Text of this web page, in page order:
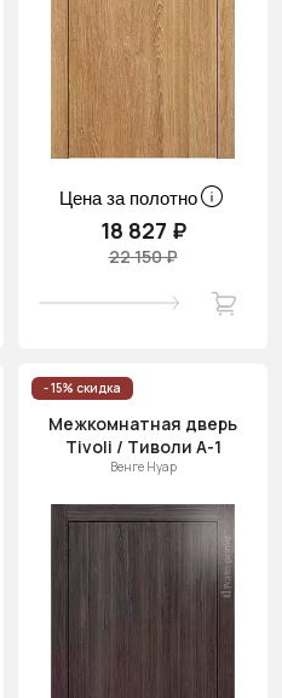
Цена за полотно
18 827 ₽
22 150 ₽
- 15% скидка
Межкомнатная дверь
Tivoli / Тиволи А-1
Венге Нуар